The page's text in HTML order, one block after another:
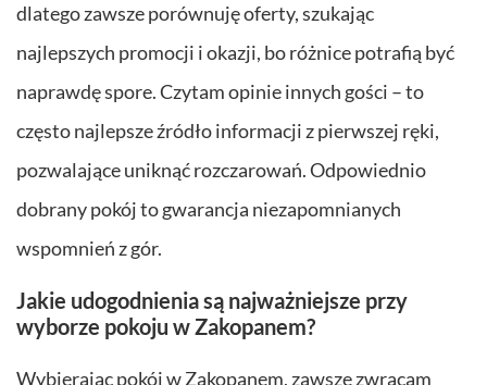
dlatego zawsze porównuję oferty, szukając
najlepszych promocji i okazji, bo różnice potrafią być
naprawdę spore. Czytam opinie innych gości – to
często najlepsze źródło informacji z pierwszej ręki,
pozwalające uniknąć rozczarowań. Odpowiednio
dobrany pokój to gwarancja niezapomnianych
wspomnień z gór.
Jakie udogodnienia są najważniejsze przy
wyborze pokoju w Zakopanem?
Wybierając pokój w Zakopanem, zawsze zwracam